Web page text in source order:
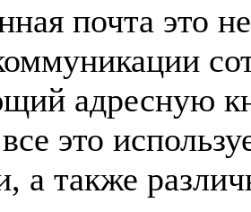
почта это
адресную
это
а также